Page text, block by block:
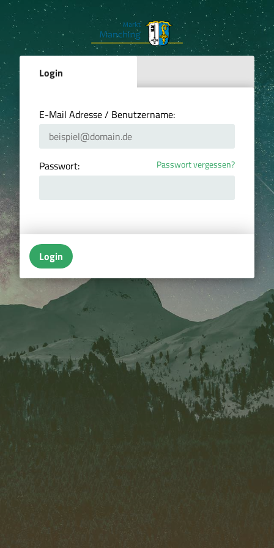
Login
E-Mail Adresse / Benutzername:
Passwort: Passwort vergessen?
Login